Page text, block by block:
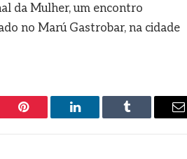
da Mulher, um encontro
no Marú Gastrobar, na cidade
Pinterest LinkedIn Tumblr